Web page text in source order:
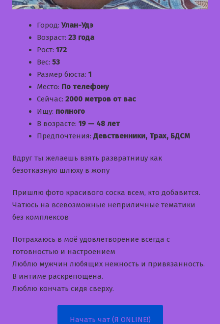
Город: Улан-Удэ
Возраст: 23 года
Рост: 172
Вес: 53
Размер бюста: 1
Место: По телефону
Сейчас: 2000 метров от вас
Ищу: полного
В возрасте: 19 — 48 лет
Предпочтения: Девственники, Трах, БДСМ
Вдруг ты желаешь взять развратницу как
безотказную шлюху в жопу
Пришлю фото красивого соска всем, кто добавится.
Чатюсь на всевозможные неприличные тематики
без комплексов
Потрахаюсь в моё удовлетворение всегда с
готовностью и настроением
Люблю мужчин любящих нежность и привязанность.
В интиме раскрепощена.
Люблю кончать сидя сверху.
Начать чат (Я ONLINE!)